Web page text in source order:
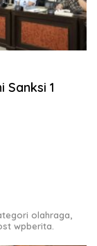
Sanksi 1
olahraga,
wpberita.